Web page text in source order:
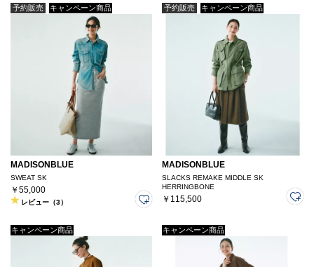
予約販売 キャンペーン商品
MADISONBLUE
SWEAT SK
￥55,000
レビュー（3）
予約販売 キャンペーン商品
MADISONBLUE
SLACKS REMAKE MIDDLE SK
HERRINGBONE
￥115,500
キャンペーン商品 キャンペーン商品